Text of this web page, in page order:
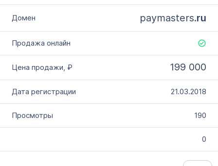
paymasters.ru
199 000
21.03.2018
190
0